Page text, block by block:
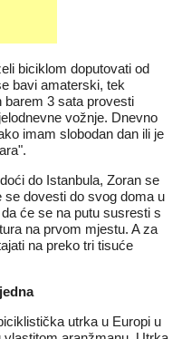
biciklom doputovati od
bavi amaterski, tek
barem 3 sata provesti
vožnje. Dnevno
imam slobodan dan ili je
do Istanbula, Zoran se
se dovesti do svog doma u
će se na putu susresti s
na prvom mjestu. A za
na preko tri tisuće
utrka u Europi u